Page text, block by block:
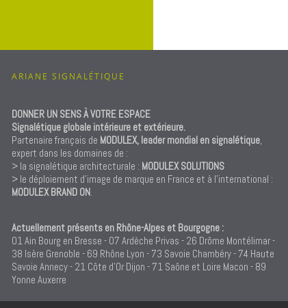
ARIANE SIGNALÉTIQUE
DONNER UN SENS À VOTRE ESPACE
Signalétique globale intérieure et extérieure.
Partenaire français de MODULEX, leader mondial en signalétique,
expert dans les domaines de :
> la signalétique architecturale : MODULEX SOLUTIONS
> le déploiement d’image de marque en France et à l’international :
MODULEX BRAND ON.
Actuellement présents en Rhône-Alpes et Bourgogne :
01 Ain Bourg en Bresse - 07 Ardèche Privas - 26 Drôme Montélimar -
38 Isère Grenoble - 69 Rhône Lyon - 73 Savoie Chambéry - 74 Haute
Savoie Annecy - 21 Côte d'Or Dijon - 71 Saône et Loire Macon - 89
Yonne Auxerre